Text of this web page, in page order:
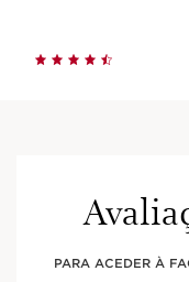
PARA ACEDER À